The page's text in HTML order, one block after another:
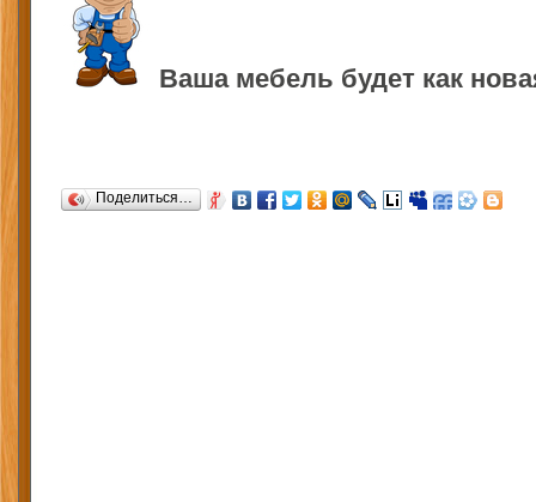
Ваша мебель будет как
Поделиться…